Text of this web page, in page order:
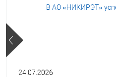
24.07.2026